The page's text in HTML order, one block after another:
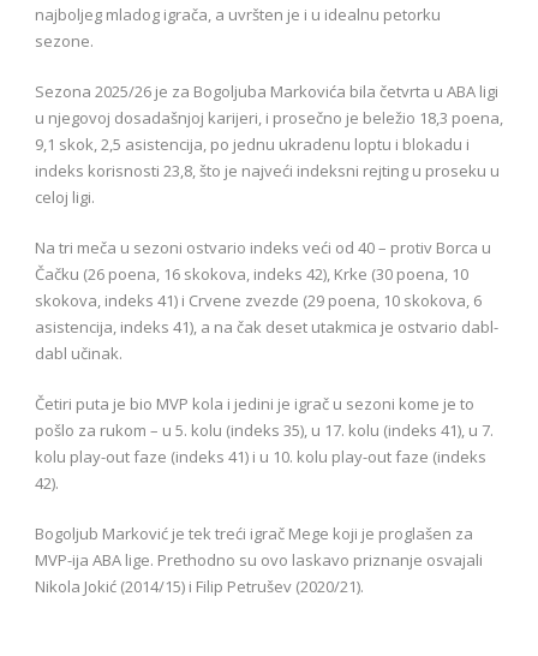
najboljeg mladog igrača, a uvršten je i u idealnu petorku
sezone.
Sezona 2025/26 je za Bogoljuba Markovića bila četvrta u ABA ligi
u njegovoj dosadašnjoj karijeri, i prosečno je beležio 18,3 poena,
9,1 skok, 2,5 asistencija, po jednu ukradenu loptu i blokadu i
indeks korisnosti 23,8, što je najveći indeksni rejting u proseku u
celoj ligi.
Na tri meča u sezoni ostvario indeks veći od 40 – protiv Borca u
Čačku (26 poena, 16 skokova, indeks 42), Krke (30 poena, 10
skokova, indeks 41) i Crvene zvezde (29 poena, 10 skokova, 6
asistencija, indeks 41), a na čak deset utakmica je ostvario dabl-
dabl učinak.
Četiri puta je bio MVP kola i jedini je igrač u sezoni kome je to
pošlo za rukom – u 5. kolu (indeks 35), u 17. kolu (indeks 41), u 7.
kolu play-out faze (indeks 41) i u 10. kolu play-out faze (indeks
42).
Bogoljub Marković je tek treći igrač Mege koji je proglašen za
MVP-ija ABA lige. Prethodno su ovo laskavo priznanje osvajali
Nikola Jokić (2014/15) i Filip Petrušev (2020/21).